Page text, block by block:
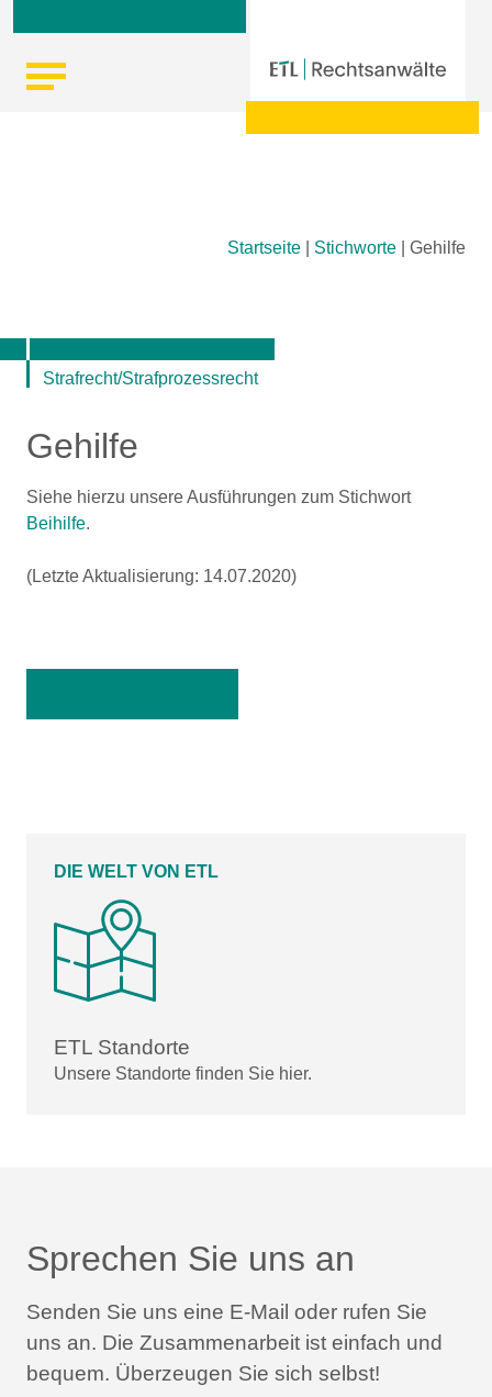
Startseite Stichworte Gehilfe
Strafrecht/Strafprozessrecht
Gehilfe
Siehe hierzu unsere Ausführungen zum Stichwort
Beihilfe.
(Letzte Aktualisierung: 14.07.2020)
DIE WELT VON ETL
ETL Standorte
Unsere Standorte finden Sie hier.
Sprechen Sie uns an
Senden Sie uns eine E-Mail oder rufen Sie
uns an. Die Zusammenarbeit ist einfach und
bequem. Überzeugen Sie sich selbst!